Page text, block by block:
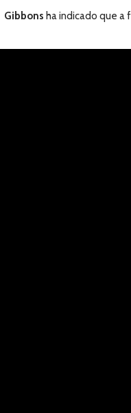
Gibbons ha indicado que a